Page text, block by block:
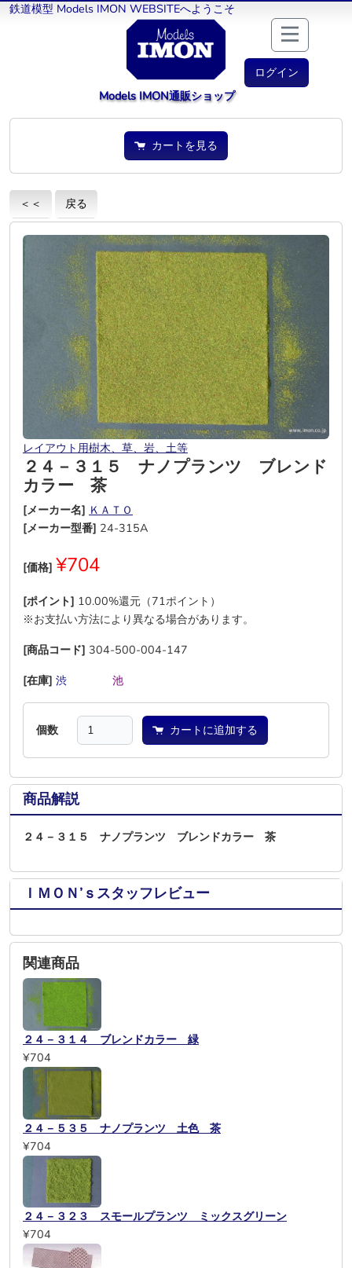
鉄道模型 Models IMON WEBSITEへようこそ
ログイン
Models IMON通販ショップ
カートを見る
＜＜ 戻る
レイアウト用樹木、草、岩、土等
２４－３１５ ナノプランツ ブレンド
カラー 茶
[メーカー名] ＫＡＴＯ
[メーカー型番] 24-315A
[価格] ¥704
[ポイント] 10.00%還元（71ポイント）
※お支払い方法により異なる場合があります。
[商品コード] 304-500-004-147
[在庫] 渋 池
個数 カートに追加する
商品解説
２４－３１５ ナノプランツ ブレンドカラー 茶
ＩＭＯＮ’ｓスタッフレビュー
関連商品
２４－３１４ ブレンドカラー 緑
¥704
２４－５３５ ナノプランツ 土色 茶
¥704
２４－３２３ スモールプランツ ミックスグリーン
¥704